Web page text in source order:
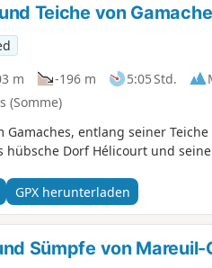
Teiche von
m -196 m 5:05 Std.
(Somme)
entlang seiner
hübsche Dorf Hélicourt und
GPX herunterladen
Sümpfe von